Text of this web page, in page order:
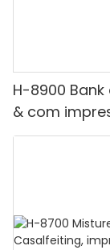
H-8900
& com
mista, luz